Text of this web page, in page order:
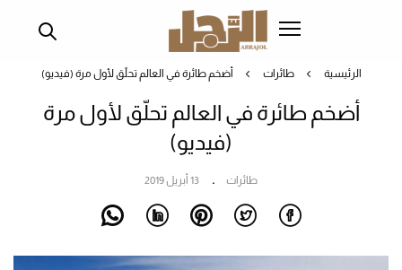
الرئيسيالرئيسية طائرات أضخم طائرة في العالم تحلّق لأول مرة (فيديو)
أضخم طائرة في العالم تحلّق لأول مرة
(فيديو)
طائرات 13 أبريل 2019